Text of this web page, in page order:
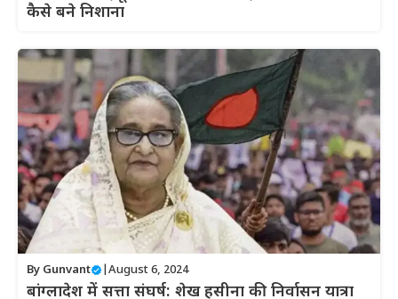
कैसे बने निशाना
By Gunvant August 6, 2024
बांग्लादेश में सत्ता संघर्ष: शेख हसीना की निर्वासन यात्रा